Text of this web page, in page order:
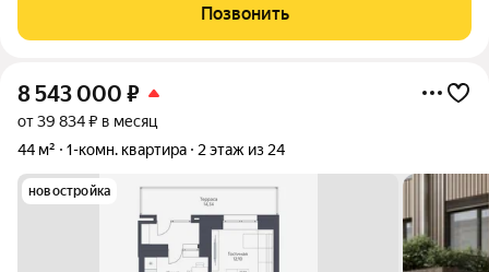
правого так и левого берега, до метро Гарина-Михайловского
10 мин пешком Квартира
Позвонить
8 543 000 ₽
от 39 834 ₽ в месяц
44 м²
1-комн. квартира 2 этаж из 24
новостройка